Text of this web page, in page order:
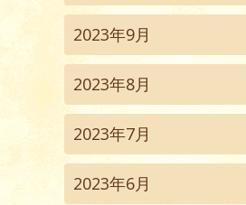
2023年9月
2023年8月
2023年7月
2023年6月